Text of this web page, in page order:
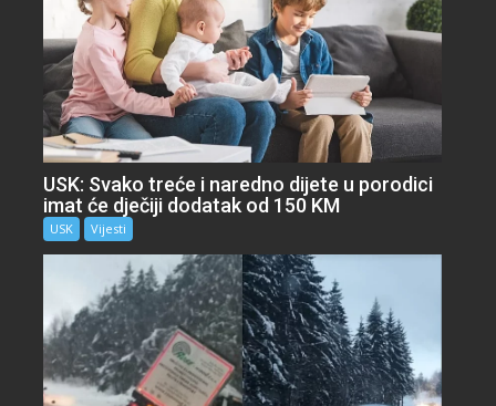
USK: Svako treće i naredno dijete u porodici
imat će dječiji dodatak od 150 KM
USK Vijesti